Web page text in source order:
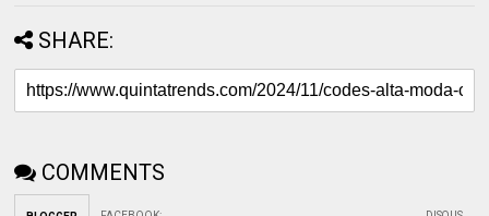
SHARE:
COMMENTS